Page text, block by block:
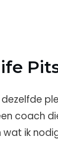
coach
ik